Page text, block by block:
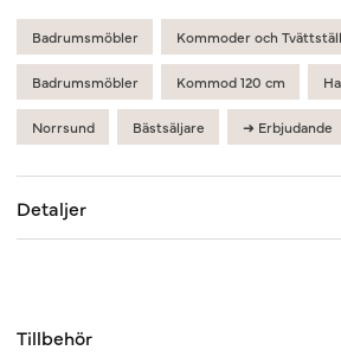
Badrumsmöbler Kommoder och
Badrumsmöbler Kommod 120 cm
Norrsund Bästsäljare ➜ Erbjudande
Detaljer
Tillbehör